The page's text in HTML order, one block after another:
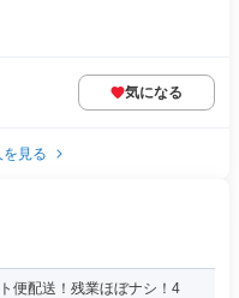
気になる
見る
配送！残業ほぼナシ！4